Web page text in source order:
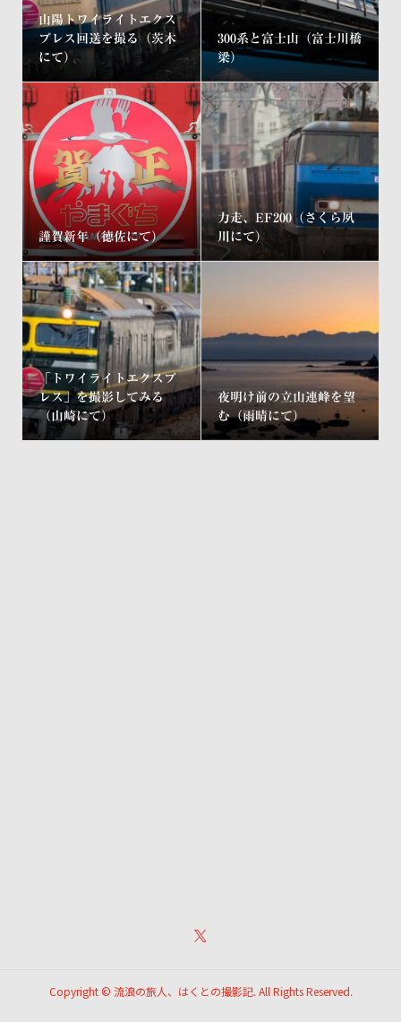
山陽トワイライトエクス
プレス回送を撮る（茨木
にて）
300系と富士山（富士川橋
梁）
謹賀新年（徳佐にて）
力走、EF200（さくら夙
川にて）
「トワイライトエクスプ
レス」を撮影してみる
（山崎にて）
夜明け前の立山連峰を望
む（雨晴にて）
Copyright © 流浪の旅人、はくとの撮影記. All Rights Reserved.